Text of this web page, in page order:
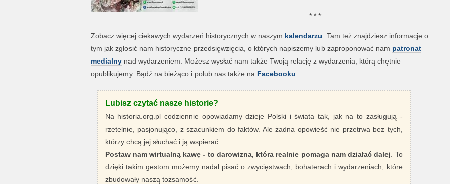
* * *
Zobacz więcej ciekawych wydarzeń historycznych w naszym kalendarzu . Tam też znajdziesz informacje o
tym jak zgłosić nam historyczne przedsięwzięcia, o których napiszemy lub zaproponować nam patronat
medialnynad wydarzeniem. Możesz wysłać nam także Twoją relację z wydarzenia, którą chętnie
opublikujemy. Bądź na bieżąco i polub nas także na Facebooku
Lubisz czytać nasze historie?
Na historia.org.pl codziennie opowiadamy dzieje Polski i świata tak, jak na to zasługują -
rzetelnie, pasjonująco, z szacunkiem do faktów. Ale żadna opowieść nie przetrwa bez tych,
którzy chcą jej słuchać i ją wspierać.
Postaw nam wirtualną kawę - to darowizna, która realnie pomaga nam działać dalej . To
dzięki takim gestom możemy nadal pisać o zwycięstwach, bohaterach i wydarzeniach, które
zbudowały naszą tożsamość.